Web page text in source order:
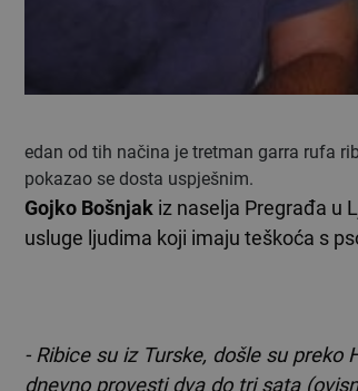
edan od tih načina je tretman garra rufa
pokazao se dosta uspješnim.
Gojko Bošnjak iz naselja Pregrađa u
usluge ljudima koji imaju teškoća s
- Ribice su iz Turske, došle su
dnevno provesti dva do tri sata